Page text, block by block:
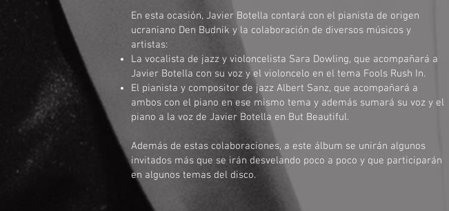
En esta ocasión, Javier Botella contará con el pianista de origen
ucraniano Den Budnik y la colaboración de diversos músicos y
artistas:
La vocalista de jazz y violoncelista Sara Dowling, que acompañará a
Javier Botella con su voz y el violoncelo en el tema Fools Rush In.
El pianista y compositor de jazz Albert Sanz, que acompañará a
ambos con el piano en ese mismo tema y además sumará su voz y el
piano a la voz de Javier Botella en But Beautiful.
Además de estas colaboraciones, a este álbum se unirán algunos
invitados más que se irán desvelando poco a poco y que participarán
en algunos temas del disco.